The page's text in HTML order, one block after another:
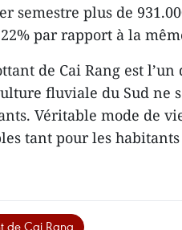
semestre plus de
par rapport à la
de Cai Rang est
fluviale du Sud ne
Véritable mode de
tant pour les
de Cai Rang